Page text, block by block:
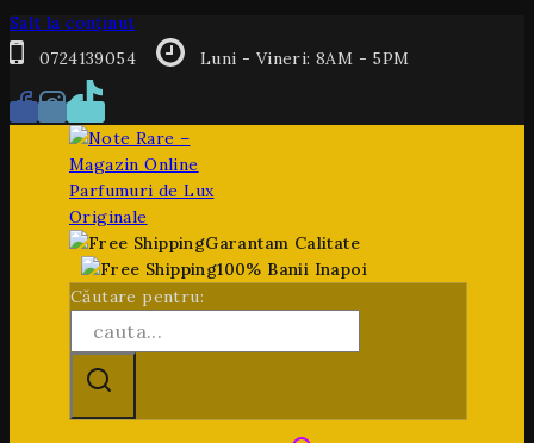
Salt la conținut
0724139054
Luni - Vineri: 8AM - 5PM
Garantam Calitate
100% Banii Inapoi
Căutare pentru: